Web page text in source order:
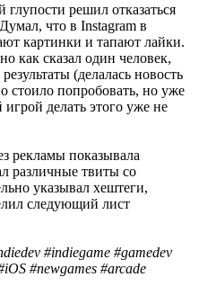
глупости решил отказаться
что в Instagram в
картинки и тапают лайки.
как сказал один человек,
(делалась новость
стоило попробовать, но уже
делать этого уже не
рекламы показывала
различные твиты со
указывал хештеги,
следующий лист
#indiegame #gamedev
#newgames #arcade